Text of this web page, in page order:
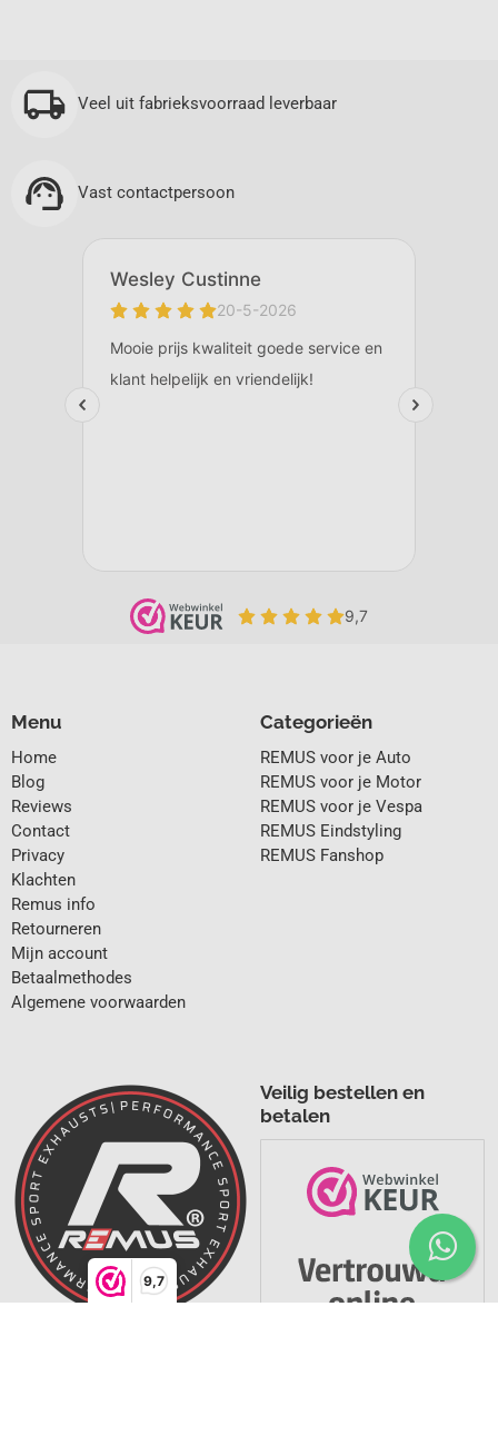
9,7
Veel uit fabrieksvoorraad leverbaar
Vast contactpersoon
Categorieën
REMUS voor je Auto
REMUS voor je Motor
REMUS voor je Vespa
REMUS Eindstyling
REMUS Fanshop
Menu
Home
Blog
Reviews
Contact
Privacy
Klachten
Remus info
Retourneren
Mijn account
Betaalmethodes
Algemene voorwaarden
Veilig bestellen en
betalen